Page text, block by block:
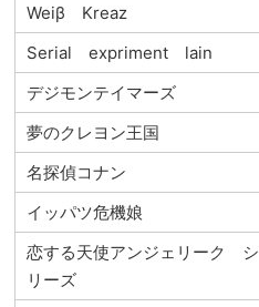
Weiβ Kreaz
Serial expriment lain
デジモンテイマーズ
夢のクレヨン王国
名探偵コナン
イッパツ危機娘
恋する天使アンジェリーク シ
リーズ